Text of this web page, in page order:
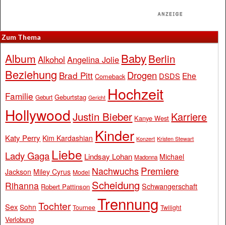
Zum Thema
Album Alkohol Angelina Jolie BabyBerlin
Beziehung Brad Pitt Comeback Drogen DSDS Ehe
Familie Geburt Geburtstag Gericht Hochzeit
Hollywood Justin Bieber Kanye West Karriere
Katy Perry Kim Kardashian Kinder Konzert Kristen Stewart
Lady Gaga Liebe Lindsay Lohan Madonna Michael
Jackson Miley Cyrus Model Nachwuchs Premiere
Rihanna Robert Pattinson Scheidung Schwangerschaft
Sex Sohn Tochter Tournee Trennung Twilight
Verlobung